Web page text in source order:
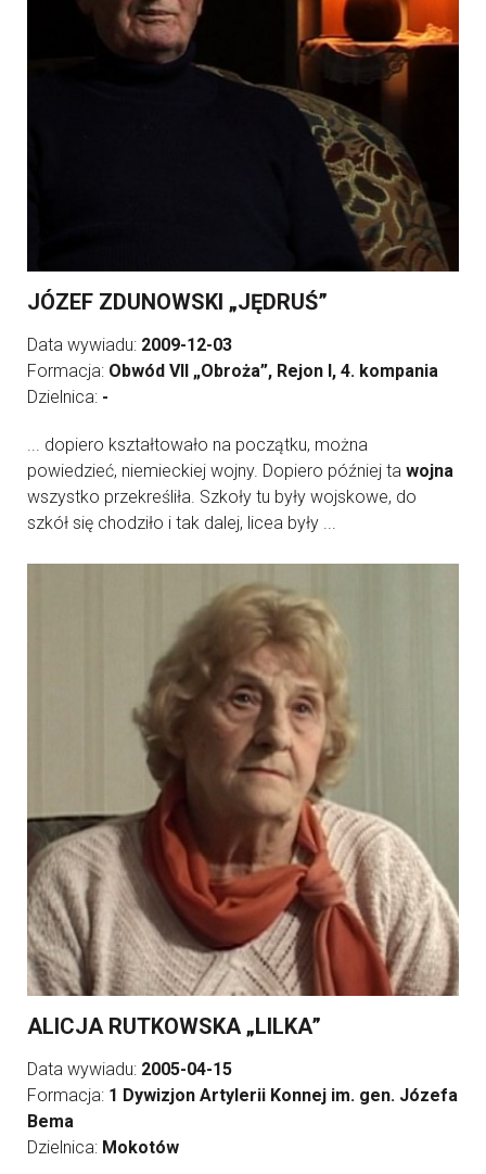
JÓZEF ZDUNOWSKI „JĘDRUŚ”
Data wywiadu: 2009-12-03
Formacja: Obwód VII „Obroża”, Rejon I, 4. kompania
Dzielnica: -
... dopiero kształtowało na początku, można
powiedzieć, niemieckiej wojny. Dopiero później ta wojna
wszystko przekreśliła. Szkoły tu były wojskowe, do
szkół się chodziło i tak dalej, licea były ...
ALICJA RUTKOWSKA „LILKA”
Data wywiadu: 2005-04-15
Formacja: 1 Dywizjon Artylerii Konnej im. gen. Józefa
Bema
Dzielnica: Mokotów